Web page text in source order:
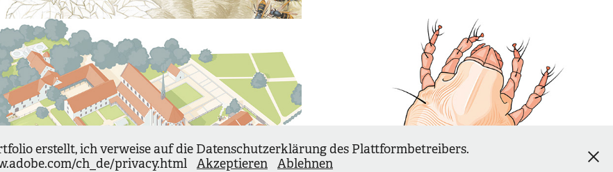
Spiel- und Orientierungspläne NaTech 7-9 -Lehrmittel
erstellt, ich verweise auf die Datenschutzerklärung des Plattformbetreibers.
ch_de/privacy.html
Akzeptieren Ablehnen